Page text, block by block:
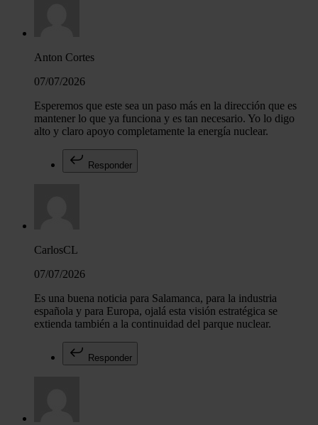
Anton Cortes
07/07/2026
Esperemos que este sea un paso más en la dirección que es
mantener lo que ya funciona y es tan necesario. Yo lo digo
alto y claro apoyo completamente la energía nuclear.
Responder
CarlosCL
07/07/2026
Es una buena noticia para Salamanca, para la industria
española y para Europa, ojalá esta visión estratégica se
extienda también a la continuidad del parque nuclear.
Responder